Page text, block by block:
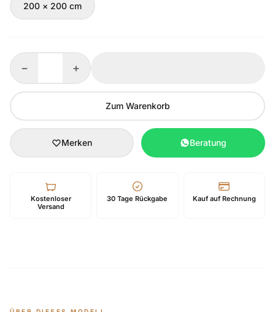
200 × 200 cm
− +
Zum Warenkorb
Merken Beratung
Kostenloser
Versand
30 Tage Rückgabe Kauf auf Rechnung